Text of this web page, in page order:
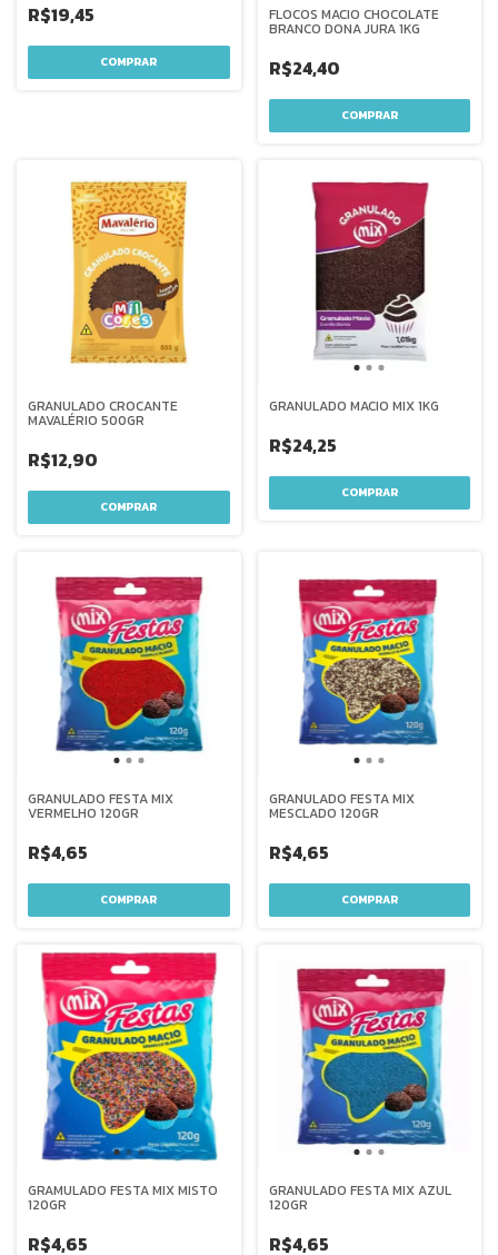
R$19,45 FLOCOS MACIO CHOCOLATE
BRANCO DONA JURA 1KG
R$24,40
GRANULADO CROCANTE
MAVALÉRIO 500GR
R$12,90
GRANULADO MACIO MIX 1KG
R$24,25
GRANULADO FESTA MIX
VERMELHO 120GR
R$4,65
GRANULADO FESTA MIX
MESCLADO 120GR
R$4,65
GRAMULADO FESTA MIX MISTO
120GR
R$4,65
GRANULADO FESTA MIX AZUL
120GR
R$4,65